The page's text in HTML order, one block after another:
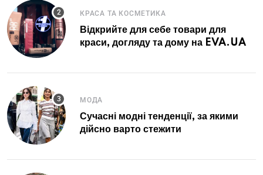
КРАСА ТА КОСМЕТИКА
Відкрийте для себе товари для
краси, догляду та дому на EVA.UA
МОДА
Сучасні модні тенденції, за якими
дійсно варто стежити